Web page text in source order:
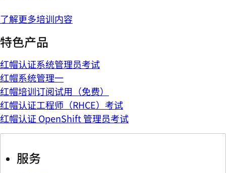
了解更多培训内容
特色产品
红帽认证系统管理员考试
红帽系统管理一
红帽培训订阅试用（免费）
红帽认证工程师（RHCE）考试
红帽认证 OpenShift 管理员考试
服务